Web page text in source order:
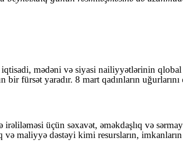
iqtisadi, mədəni və siyasi nailiyyətlərinin
fürsət yaradır. 8 mart qadınların
irəliləməsi üçün səxavət, əməkdaşlıq və
maliyyə dəstəyi kimi resursların,